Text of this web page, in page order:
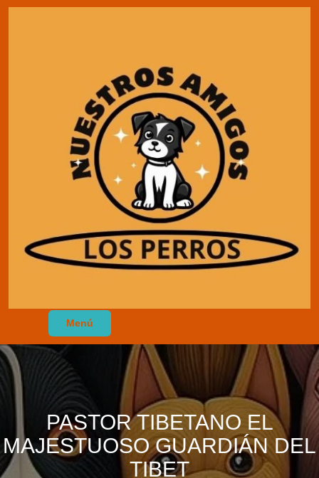
Menú
PASTOR TIBETANO EL
MAJESTUOSO GUARDIÁN DEL
TIBET